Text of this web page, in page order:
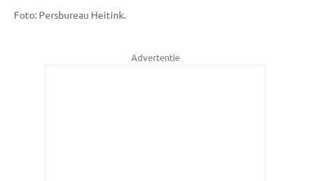
Foto: Persbureau Heitink.
Advertentie